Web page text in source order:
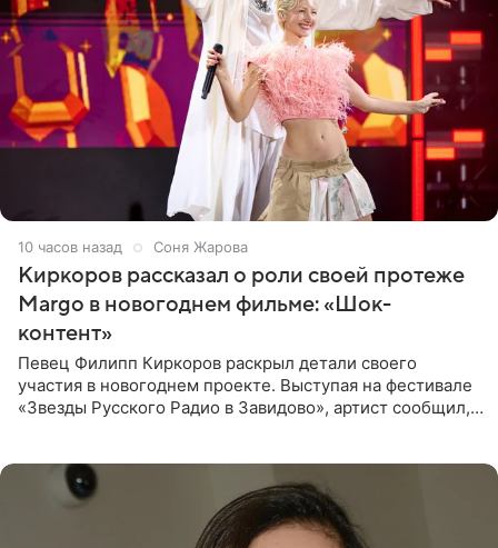
10 часов назад Соня Жарова
Киркоров рассказал о роли своей протеже
Margo в новогоднем фильме: «Шок-
контент»
Певец Филипп Киркоров раскрыл детали своего
участия в новогоднем проекте. Выступая на фестивале
«Звезды Русского Радио в Завидово», артист сообщил,